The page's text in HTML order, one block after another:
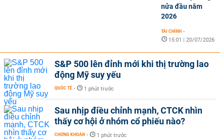
nửa đầu năm
2026
TÀI CHÍNH -
15:01 | 20/07/2026
S&P 500 lên đỉnh mới khi thị trường lao
động Mỹ suy yếu
QUỐC TẾ - 1 phút trước
Sau nhịp điều chỉnh mạnh, CTCK nhìn
thấy cơ hội ở nhóm cổ phiếu nào?
CHỨNG KHOÁN - 1 phút trước